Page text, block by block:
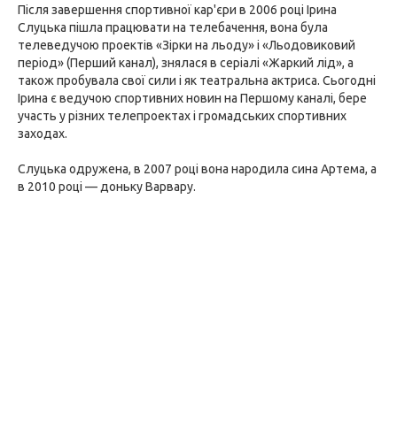
Після завершення спортивної кар'єри в 2006 році Ірина
Слуцька пішла працювати на телебачення, вона була
телеведучою проектів «Зірки на льоду» і «Льодовиковий
період» (Перший канал), знялася в серіалі «Жаркий лід», а
також пробувала свої сили і як театральна актриса. Сьогодні
Ірина є ведучою спортивних новин на Першому каналі, бере
участь у різних телепроектах і громадських спортивних
заходах.
Слуцька одружена, в 2007 році вона народила сина Артема, а
в 2010 році — доньку Варвару.